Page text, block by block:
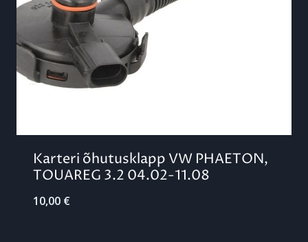
Karteri õhutusklapp VW PHAETON,
TOUAREG 3.2 04.02-11.08
10,00 €